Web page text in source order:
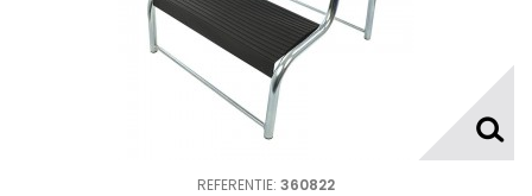
REFERENTIE: 360822